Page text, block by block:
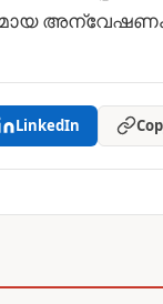
LinkedIn